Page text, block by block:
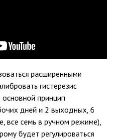
расширенными
гистерезис
основной принцип
дней и 2 выходных, 6
все семь в ручном режиме),
будет регулироваться